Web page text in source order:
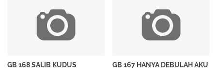
GB 168 SALIB KUDUS GB 167 HANYA DEBULAH AKU